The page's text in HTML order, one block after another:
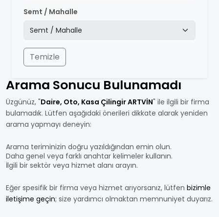
Semt / Mahalle
Temizle
Arama Sonucu Bulunamadı
Üzgünüz, "Daire, Oto, Kasa Çilingir ARTVİN" ile ilgili bir firma
bulamadık. Lütfen aşağıdaki önerileri dikkate alarak yeniden
arama yapmayı deneyin:
Arama teriminizin doğru yazıldığından emin olun.
Daha genel veya farklı anahtar kelimeler kullanın.
İlgili bir sektör veya hizmet alanı arayın.
Eğer spesifik bir firma veya hizmet arıyorsanız, lütfen bizimle
iletişime geçin; size yardımcı olmaktan memnuniyet duyarız.